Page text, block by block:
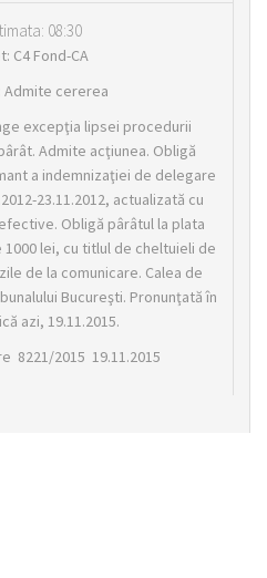
08:30
C4 Fond-CA
Admite cererea
excepţia lipsei procedurii
Admite acţiunea. Obligă
a indemnizaţiei de delegare
23.11.2012, actualizată cu
Obligă pârâtul la plata
lei, cu titlul de cheltuieli de
de la comunicare. Calea de
Bucureşti. Pronunţată în
azi, 19.11.2015.
8221/2015 19.11.2015